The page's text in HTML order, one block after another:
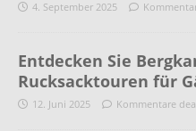
4. September 2025
Entdecken Sie
Rucksacktouren für
12. Juni 2025 Kommentare